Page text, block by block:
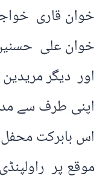
خوان قاری
خوان علی
اور دیگر
اپنی طرف سے
اس بابرکت
موقع پر